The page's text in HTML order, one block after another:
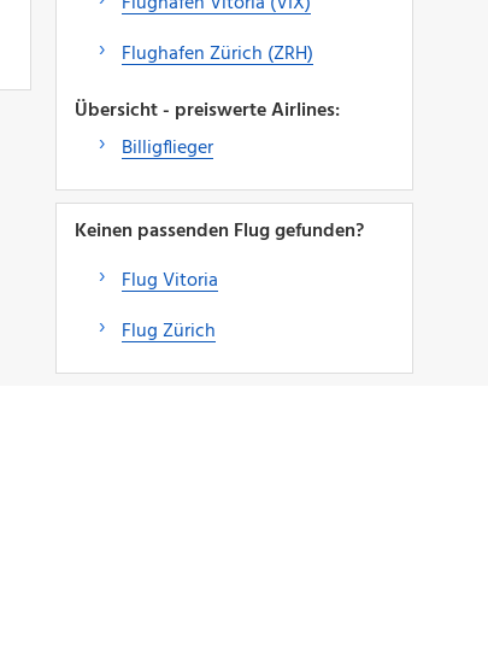
Flughafen Zürich (ZRH)
Übersicht - preiswerte Airlines:
Billigflieger
Keinen passenden Flug gefunden?
Flug Vitoria
Flug Zürich